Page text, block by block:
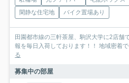
閑静な住宅地
バイク置場あり
田園都市線の三軒茶屋、駒沢大学に2店舗
報を毎日入荷しております！！ 地域密着
る
募集中の部屋